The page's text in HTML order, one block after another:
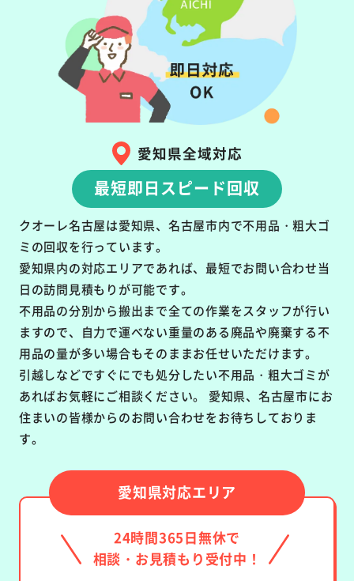
愛知県全域対応
最短即日スピード回収
クオーレ名古屋は愛知県、名古屋市内で不用品・粗大ゴ
ミの回収を行っています。
愛知県内の対応エリアであれば、最短でお問い合わせ当
日の訪問見積もりが可能です。
不用品の分別から搬出まで全ての作業をスタッフが行い
ますので、自力で運べない重量のある廃品や廃棄する不
用品の量が多い場合もそのままお任せいただけます。
引越しなどですぐにでも処分したい不用品・粗大ゴミが
あればお気軽にご相談ください。 愛知県、名古屋市にお
住まいの皆様からのお問い合わせをお待ちしておりま
す。
愛知県対応エリア
24時間365日無休で
相談・お見積もり受付中！